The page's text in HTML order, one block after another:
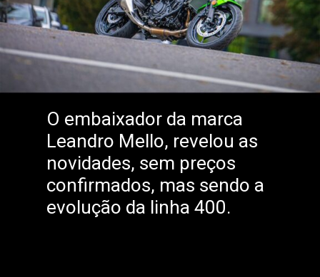
O embaixador da marca
Leandro Mello, revelou as
novidades, sem preços
confirmados, mas sendo a
evolução da linha 400.